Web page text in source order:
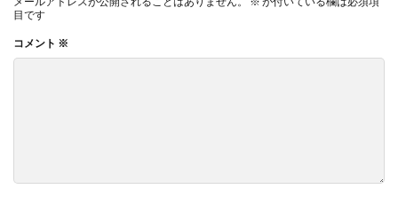
目です
コメント ※